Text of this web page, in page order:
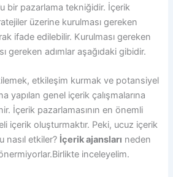
bir pazarlama tekniğidir. İçerik
üzerine kurulması gereken
ifade edilebilir. Kurulması gereken
gereken adımlar aşağıdaki gibidir.
etkileşim kurmak ve potansiyel
yapılan genel içerik çalışmalarına
İçerik pazarlamasının en önemli
içerik oluşturmaktır. Peki, ucuz içerik
nasıl etkiler? İçerik ajansları neden
inceleyelim.